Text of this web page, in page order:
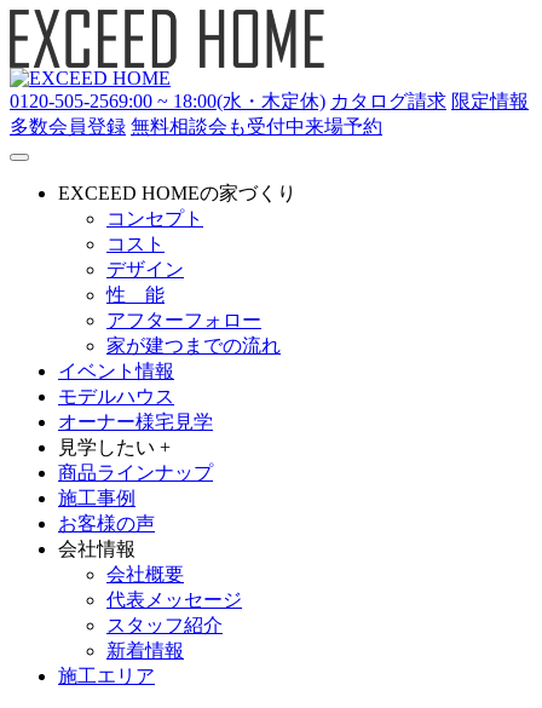
0120-505-2569:00 ~ 18:00(水・木定休) カタログ請求 限定情報
多数会員登録 無料相談会も受付中来場予約
EXCEED HOMEの家づくり
コンセプト
コスト
デザイン
性 能
アフターフォロー
家が建つまでの流れ
イベント情報
モデルハウス
オーナー様宅見学
見学したい +
商品ラインナップ
施工事例
お客様の声
会社情報
会社概要
代表メッセージ
スタッフ紹介
新着情報
施工エリア